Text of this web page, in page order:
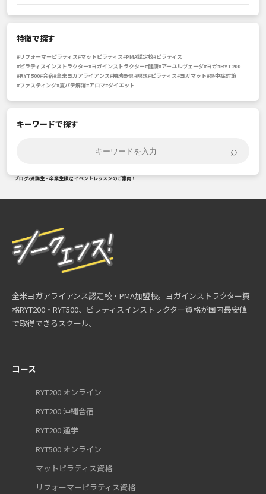
特徴で探す
#リフォーマーピラティス#マットピラティス#PMA認定校#ピラティス
#ピラティスインストラクター#ヨガインストラクター#健康#アーユルヴェーダ#ヨガ#RYT200
#RYT500#合宿#全米ヨガアライアンス#補助器具#瞑想#ピラティス#ヨガマット#熱中症対策
#ファスティング#夏バテ解消#アロマ#ダイエット
キーワードで探す
⌕
ブログ›受講生・卒業生限定 イベントレッスンのご案内！
全米ヨガアライアンス認定校・PMA加盟校。ヨガインストラクター資
格RYT200・RYT500、ピラティスインストラクター資格が国内最安値
で取得できるスクール。
コース
RYT200 オンライン
RYT200 沖縄合宿
RYT200 通学
RYT500 オンライン
マットピラティス資格
リフォーマーピラティス資格